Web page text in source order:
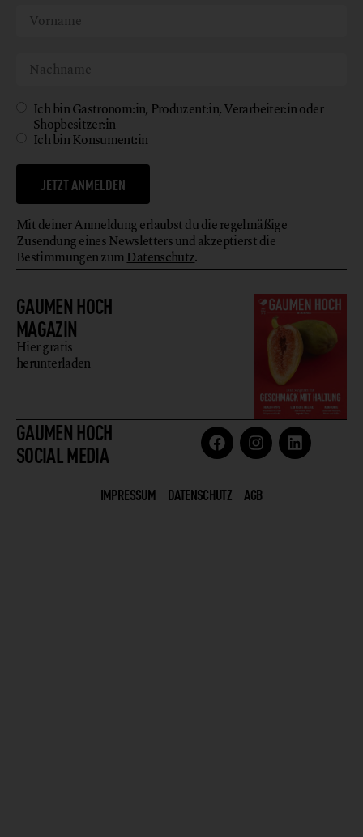
GAUMEN HOCH
MAGAZIN
Hier gratis
herunterladen
GAUMEN HOCH
SOCIAL MEDIA
Ich bin Gastronom:in, Produzent:in, Verarbeiter:in oder
Shopbesitzer:in
Ich bin Konsument:in
JETZT ANMELDEN
Mit deiner Anmeldung erlaubst du die regelmäßige
Zusendung eines Newsletters und akzeptierst die
Bestimmungen zumDatenschutz.
IMPRESSUM DATENSCHUTZ AGB